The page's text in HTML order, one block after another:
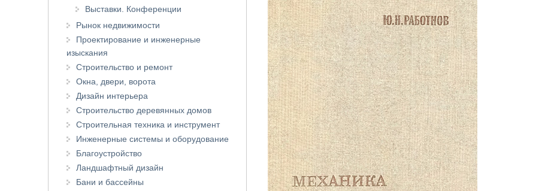
Выставки. Конференции
Рынок недвижимости
Проектирование и инженерные
изыскания
Строительство и ремонт
Окна, двери, ворота
Дизайн интерьера
Строительство деревянных домов
Строительная техника и инструмент
Инженерные системы и оборудование
Благоустройство
Ландшафтный дизайн
Бани и бассейны